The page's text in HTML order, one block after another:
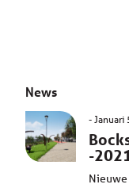
News
Januari
-
Nieuwe